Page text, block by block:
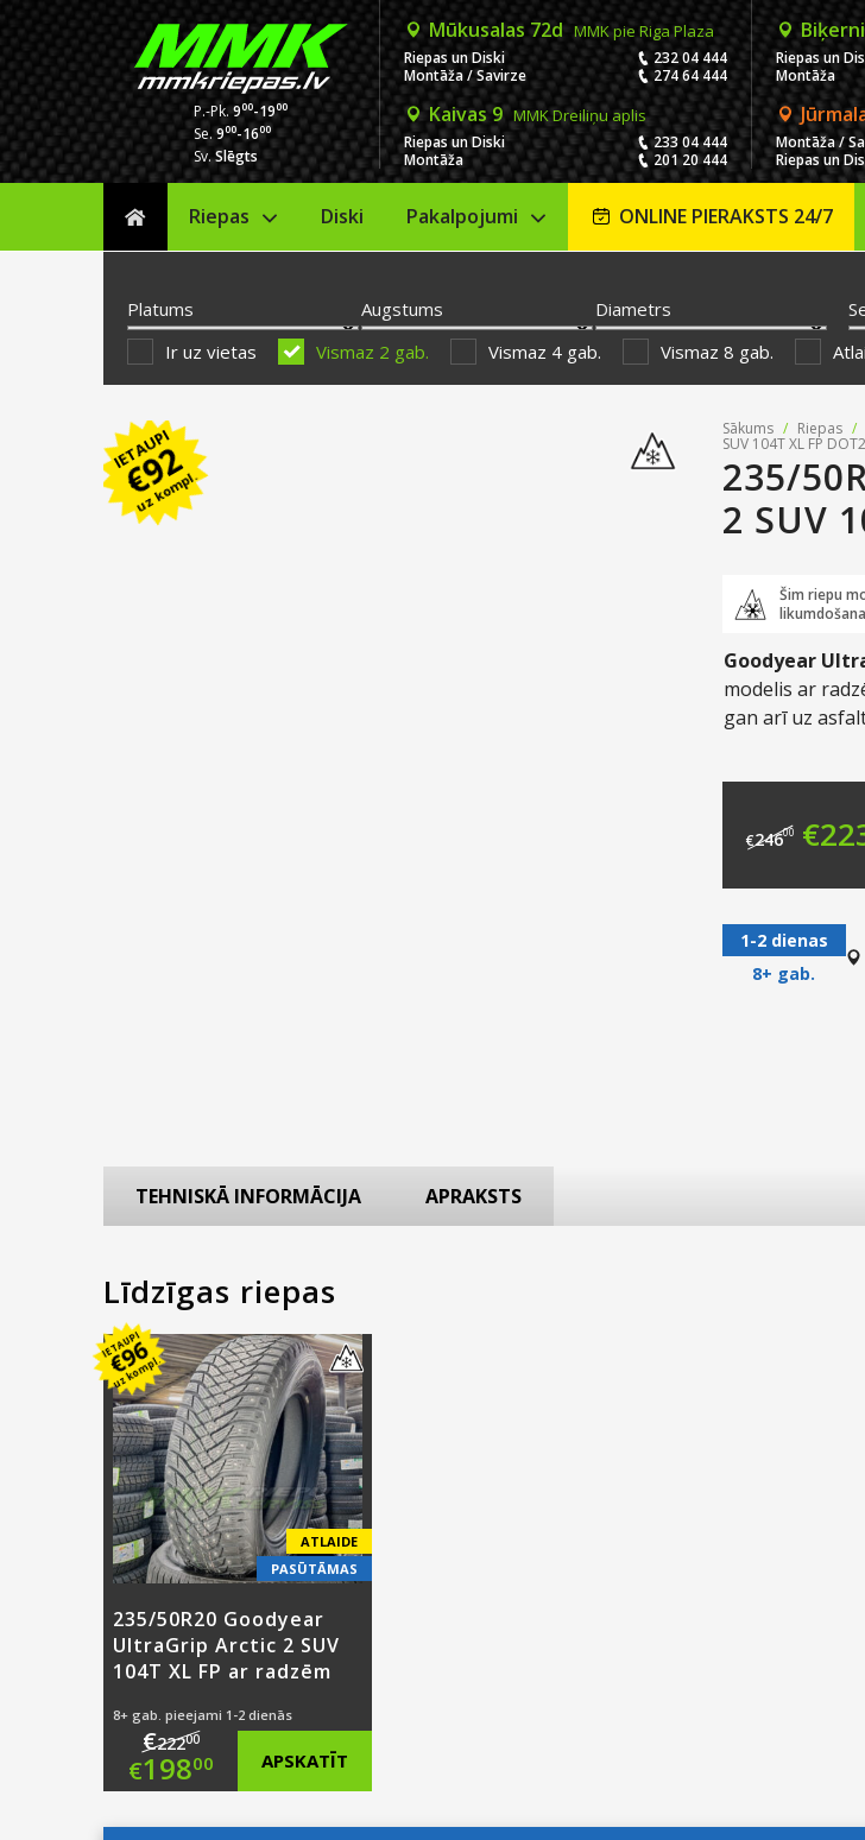
P.-Pk.900-1900
Se.900-1600
Sv.Slēgts
Mūkusalas 72d MMK pie Riga Plaza
Riepas un Diski
232 04 444
Montāža / Savirze
274 64 444
Riepas un
Montāža
Kaivas 9 MMK Dreiliņu aplis
Riepas un Diski
233 04 444
Montāža
201 20 444
Montāža /
Riepas un
Sākums
Riepas Diski Pakalpojumi ONLINE PIERAKSTS 24/7
Platums Augstums Diametrs
Ir uz vietas Vismaz 2 gab. Vismaz 4 gab. Vismaz 8 gab.
IETAUPI
€
92
uz kompl.
Sākums / Riepas /
SUV 104T XL FP
235/
2 SUV
Šim riepu
Goodyear
modelis ar
gan arī uz
€24600 €
1-2 dienas
8+ gab.
TEHNISKĀ INFORMĀCIJA APRAKSTS
Līdzīgas riepas
IETAUPI
€96
uz kompl.
ATLAIDE
PASŪTĀMAS
235/50R20 Goodyear
UltraGrip Arctic 2 SUV
104T XL FP ar radzēm
8+ gab. pieejami 1-2 dienās
€22200
Original
€19800 APSKATĪT